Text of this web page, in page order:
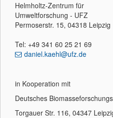
Helmholtz-Zentrum für
Umweltforschung - UFZ
Permoserstr. 15, 04318 Leipzig
Tel: +49 341 60 25 21 69
daniel.kaehl@ufz.de
in Kooperation mit
Deutsches
Torgauer Str. 116, 04347